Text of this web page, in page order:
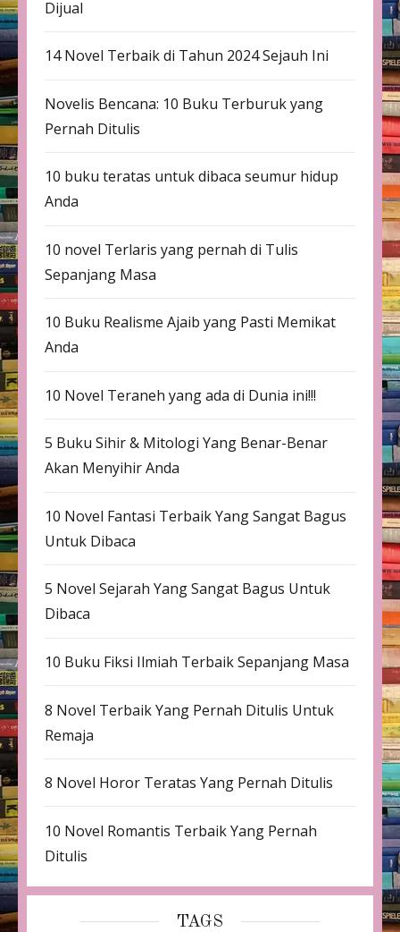
Dijual
14 Novel Terbaik di Tahun 2024 Sejauh Ini
Novelis Bencana: 10 Buku Terburuk yang
Pernah Ditulis
10 buku teratas untuk dibaca seumur hidup
Anda
10 novel Terlaris yang pernah di Tulis
Sepanjang Masa
10 Buku Realisme Ajaib yang Pasti Memikat
Anda
10 Novel Teraneh yang ada di Dunia ini!!!
5 Buku Sihir & Mitologi Yang Benar-Benar
Akan Menyihir Anda
10 Novel Fantasi Terbaik Yang Sangat Bagus
Untuk Dibaca
5 Novel Sejarah Yang Sangat Bagus Untuk
Dibaca
10 Buku Fiksi Ilmiah Terbaik Sepanjang Masa
8 Novel Terbaik Yang Pernah Ditulis Untuk
Remaja
8 Novel Horor Teratas Yang Pernah Ditulis
10 Novel Romantis Terbaik Yang Pernah
Ditulis
TAGS